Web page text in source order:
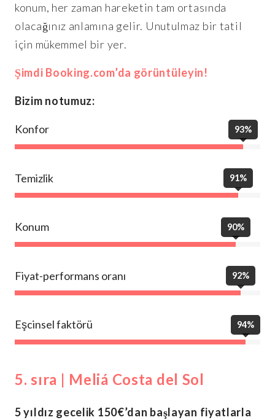
konum, her zaman hareketin tam ortasında
olacağınız anlamına gelir. Unutulmaz bir tatil
için mükemmel bir yer.
Şimdi Booking.com’da görüntüleyin!
Bizim notumuz:
Konfor 93%
Temizlik 91%
Konum 90%
Fiyat-performans oranı 92%
Eşcinsel faktörü 94%
5. sıra | Meliá Costa del Sol
5 yıldız gecelik 150€’dan başlayan fiyatlarla